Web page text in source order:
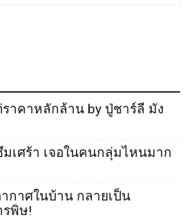
าคาหลักล้าน by ปู่ชาร์ลี มัง
เศร้า เจอในคนกลุ่มไหนมาก
กาศในบ้าน กลายเป็น
รพิษ!